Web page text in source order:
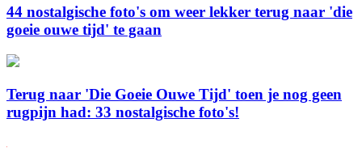
44 nostalgische foto's om weer lekker terug naar 'die
goeie ouwe tijd' te gaan
Terug naar 'Die Goeie Ouwe Tijd' toen je nog geen
rugpijn had: 33 nostalgische foto's!